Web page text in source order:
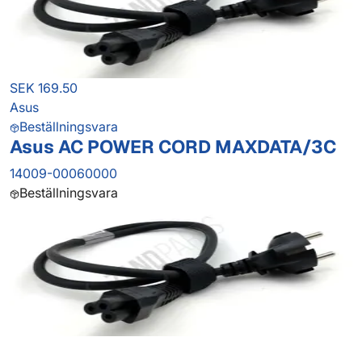
SEK 169.50
Asus
Beställningsvara
Asus AC POWER CORD MAXDATA/3C
14009-00060000
Beställningsvara